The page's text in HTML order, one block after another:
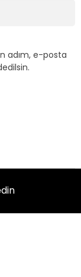
adım, e-posta